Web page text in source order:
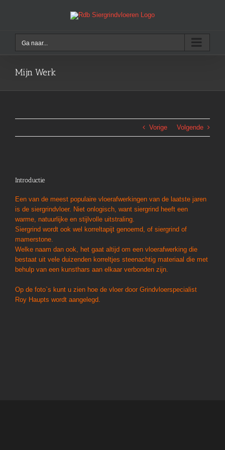
Ga naar...
Mijn Werk
Vorige Volgende
Larger
Introductie
Een van de meest populaire vloerafwerkingen van de laatste jaren
is de siergrindvloer. Niet onlogisch, want siergrind heeft een
warme, natuurlijke en stijlvolle uitstraling.
Siergrind wordt ook wel korreltapijt genoemd, of siergrind of
mamerstone.
Welke naam dan ook, het gaat altijd om een vloerafwerking die
bestaat uit vele duizenden korreltjes steenachtig materiaal die met
behulp van een kunsthars aan elkaar verbonden zijn.
Op de foto`s kunt u zien hoe de vloer door Grindvloerspecialist
Roy Haupts wordt aangelegd.